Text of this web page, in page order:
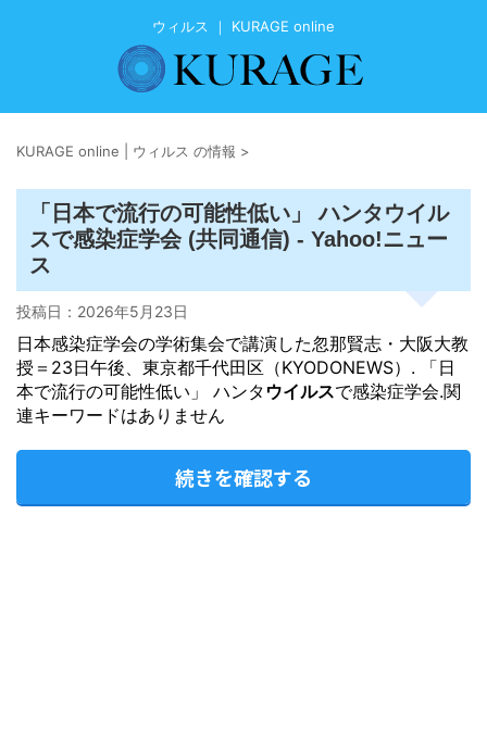
ウィルス ｜ KURAGE online
KURAGE online | ウィルス の情報 >
「日本で流行の可能性低い」 ハンタウイル
スで感染症学会 (共同通信) - Yahoo!ニュー
ス
投稿日： 2026年5月23日
日本感染症学会の学術集会で講演した忽那賢志・大阪大教
授＝23日午後、東京都千代田区（KYODONEWS）. 「日
本で流行の可能性低い」 ハンタ ウイルスで感染症学会.関
連キーワードはありません
続きを確認する